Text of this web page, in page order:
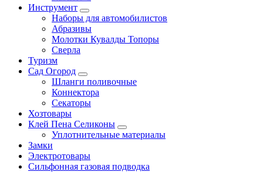
Инструмент
Наборы для автомобилистов
Абразивы
Молотки Кувалды Топоры
Сверла
Туризм
Сад Огород
Шланги поливочные
Коннектора
Секаторы
Хозтовары
Клей Пена Селиконы
Уплотнительные материалы
Замки
Электротовары
Сильфонная газовая подводка